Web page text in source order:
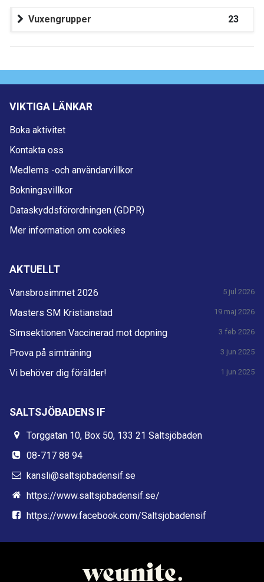
Vuxengrupper 23
VIKTIGA LÄNKAR
Boka aktivitet
Kontakta oss
Medlems -och användarvillkor
Bokningsvillkor
Dataskyddsförordningen (GDPR)
Mer information om cookies
AKTUELLT
Vansbrosimmet 2026 5 jul 2026
Masters SM Kristianstad 19 maj 2026
Simsektionen Vaccinerad mot dopning 3 feb 2026
Prova på simträning 3 jun 2025
Vi behöver dig förälder! 1 jun 2025
SALTSJÖBADENS IF
Torggatan 10, Box 50, 133 21 Saltsjöbaden
08-717 88 94
kansli@saltsjobadensif.se
https://www.saltsjobadensif.se/
https://www.facebook.com/Saltsjobadensif